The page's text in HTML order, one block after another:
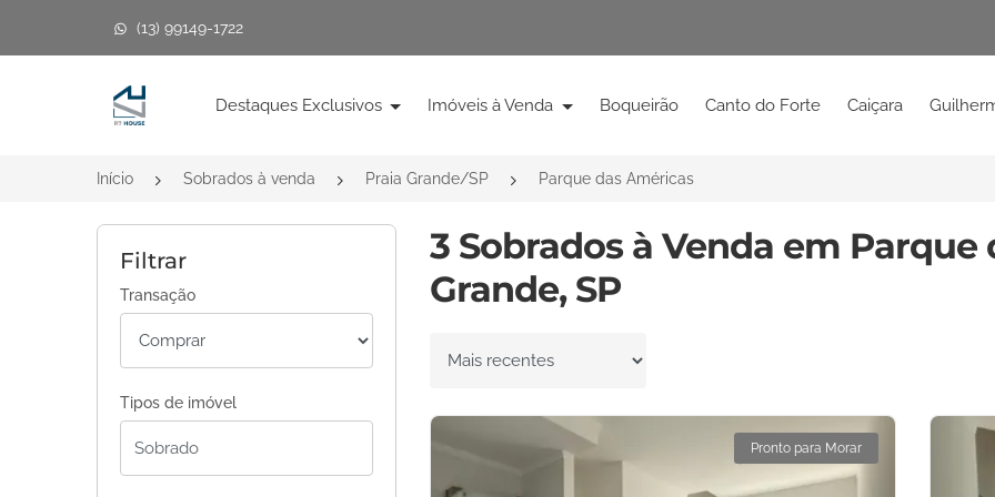
(13) 99149-1722
Página inicial
Destaques Exclusivos Imóveis à Venda Boqueirão Canto do Forte Caiçara
Início Sobrados à venda Praia Grande/SP Parque das Américas
Filtrar
Transação
Tipos de imóvel
3 Sobrados à Venda em Parque
Grande, SP
Ordenar por
Pronto para Morar